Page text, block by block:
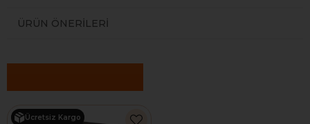
ÜRÜN ÖNERILERI
Ücretsiz Kargo